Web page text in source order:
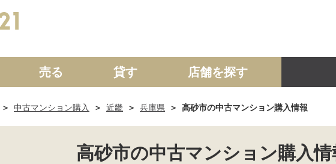
中古一戸建て マンション 土地 事業投資用
売る 貸す 店舗を探す
中古マンション購入 近畿 兵庫県 高砂市の中古マンション購入情報
高砂市の中古マンション購入情